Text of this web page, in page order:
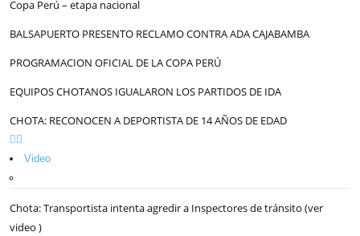
Copa Perú – etapa nacional
BALSAPUERTO PRESENTO RECLAMO CONTRA ADA CAJABAMBA
PROGRAMACION OFICIAL DE LA COPA PERÚ
EQUIPOS CHOTANOS IGUALARON LOS PARTIDOS DE IDA
CHOTA: RECONOCEN A DEPORTISTA DE 14 AÑOS DE EDAD
Video
Chota: Transportista intenta agredir a Inspectores de tránsito (ver
video )